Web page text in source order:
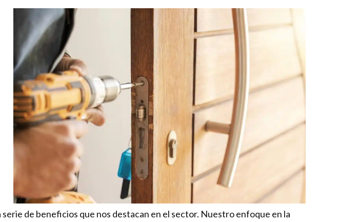
de beneficios que nos destacan en el sector. Nuestro enfoque en la